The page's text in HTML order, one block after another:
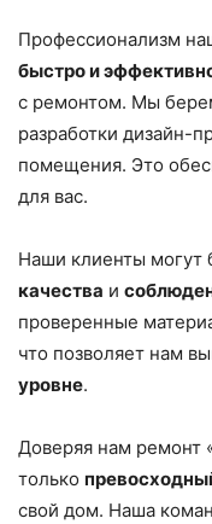
Профессионализм
быстро и
с ремонтом. Мы
разработки дизайн-
помещения. Это
для вас.
Наши клиенты могут
качества и
проверенные
что позволяет нам
уровне.
Доверяя нам ремонт
только
свой дом. Наша